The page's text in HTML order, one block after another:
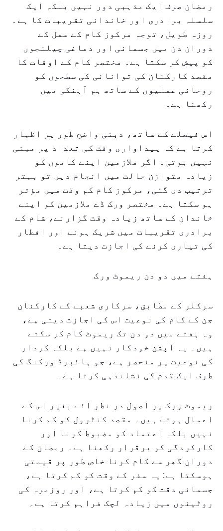
رمضان صرف ایک مذہبی دور نہیں بلکہ ایک
سلسلہ برادری اور خاندانی تقریبات کا ہے۔
روزہ طویل، توجہ مرکوز کام کے عمل کے
دوران دن میں جسمانی اور دماغی چیلنجوں
کو پیش کر سکتا ہے۔ مختصر کام کے اوقات کا
مقصد کارکنان کی توانائی کی سطحوں کو
روحانی عملیوں کے ساتھ ہم آہنگی میں
رکھنا ہے۔
اس فیصلے کے ساتھ، دبئی واضح طور پر اظہار
کرتا ہے کہ پیداواری وقت کی تعداد پر مبنی
نہیں ہوتی۔ اگر ملازمین اپنے کاموں کو
زیادہ متوازن حالت میں انجام دیں تو بہتر
ترتیب دی گئی، مرکوز کام کم وقت میں مؤثر
ہو سکتا ہے۔ مختصر ورک ڈے ملازمین کو اپنے
خاندان کے ساتھ زیادہ وقت گزارنے، شام کے
برادری تقریبات میں شریک ہونے اور افطار
کی تیاری کرنے کی اجازت دیتا ہے۔
ہفتے میں دو دن ریموٹ ورک
سرکلر کے مطابق، سرکاری شعبے کے کارکنان
جن کے کام کی نوعیت اس کی اجازت دیتی ہے،
وہ ہفتے میں دو دن تک ریموٹ کام کر سکتے
ہیں۔ یہ آپشن خودکار نہیں ہے بلکہ کردار
کی نوعیت پر منحصر ہے، جو ہائبرڈ ورکنگ کی
طرف ایک قدم کی نشاندہی کرتا ہے۔
ریموٹ ورک پر اصول در نظر آئے بغیر اس کے
اعمال ہوتے ہیں۔ مقصد کنٹرول کو کم کرنا
نہیں بلکہ اعتماد کو مضبوط کرنا اور
کارکردگی کو برقرار رکھنا ہے۔ رمضان کے
دوران گھر سے کام کرنا خاص طور پر قیمتی
ہوسکتا ہے: یہ سفر کے وقت کو کم کرتا ہے،
جسمانی دقت کو کم کرتا ہے، اور روزمرہ کی
روٹینوں میں زیادہ لچک فراہم کرتا ہے۔